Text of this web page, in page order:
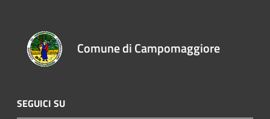
Comune di Campomaggiore
SEGUICI SU